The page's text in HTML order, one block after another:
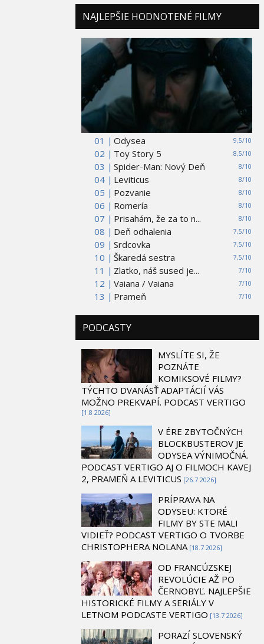
NAJLEPŠIE HODNOTENÉ FILMY
01 | 9,5/10
Odysea
02 |
8,5/10
Toy Story 5
03 |
8/10
Spider-Man: Nový Deň
04 |
8/10
Leviticus
05 |
8/10
Pozvanie
06 |
8/10
Romería
07 |
8/10
Prisahám, že za to n...
08 |
7,5/10
Deň odhalenia
09 |
7,5/10
Srdcovka
10 |
7,5/10
Škaredá sestra
11 |
7/10
Zlatko, náš sused je...
12 |
7/10
Vaiana / Vaiana
13 |
7/10
Prameň
PODCASTY
MYSLÍTE SI, ŽE
POZNÁTE
KOMIKSOVÉ FILMY?
TÝCHTO DVANÁSŤ ADAPTÁCIÍ VÁS
MOŽNO PREKVAPÍ. PODCAST VERTIGO
[1.8 2026]
V ÉRE ZBYTOČNÝCH
BLOCKBUSTEROV JE
ODYSEA VÝNIMOČNÁ.
PODCAST VERTIGO AJ O FILMOCH KAVEJ
2, PRAMEŇ A LEVITICUS [26.7 2026]
PRÍPRAVA NA
ODYSEU: KTORÉ
FILMY BY STE MALI
VIDIEŤ? PODCAST VERTIGO O TVORBE
CHRISTOPHERA NOLANA [18.7 2026]
OD FRANCÚZSKEJ
REVOLÚCIE AŽ PO
ČERNOBYĽ. NAJLEPŠIE
HISTORICKÉ FILMY A SERIÁLY V
LETNOM PODCASTE VERTIGO [13.7 2026]
PORAZÍ SLOVENSKÝ